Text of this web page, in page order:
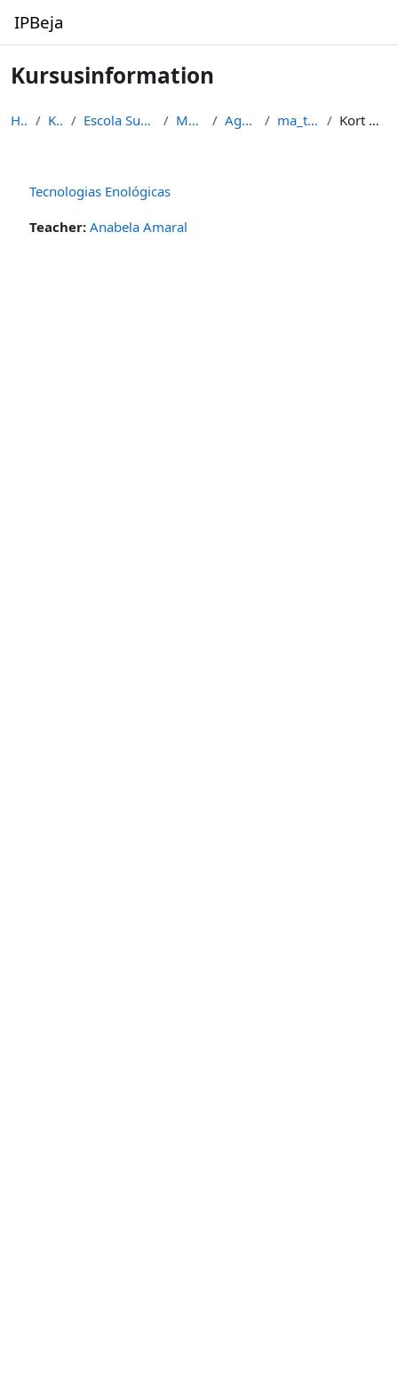
IPBeja
Kursusinformation
Hjem Kurser Escola Superior Agrária Mestrados Agronomia ma_ten_11_12 Kort beskrivelse
Tecnologias Enológicas
Teacher: Anabela Amaral